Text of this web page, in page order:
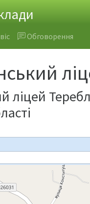
Обговорення
ліцей